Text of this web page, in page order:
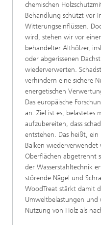
chemischen
Behandlung schützt vor
Witterungseinflüssen.
wird, stehen wir vor
behandelter Althölzer,
oder abgerissenen
wiederverwerten.
verhindern eine sichere
energetischen
Das europäische
an. Ziel ist es, belastetes
aufzubereiten, dass
entstehen. Das heißt,
Balken
Oberflächen abgetrennt
der Wasserstahltechnik
störende Nägel und
WoodTreat stärkt damit
Umweltbelastungen
Nutzung von Holz als